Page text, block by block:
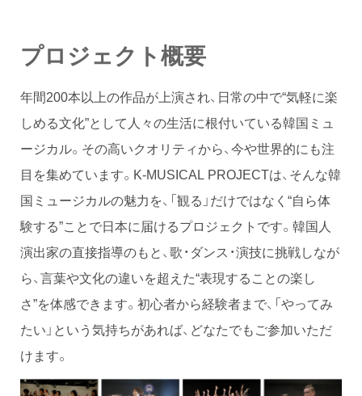
プロジェクト概要
年間200本以上の作品が上演され、日常の中で“気軽に楽
しめる文化”として人々の生活に根付いている韓国ミュ
ージカル。その高いクオリティから、今や世界的にも注
目を集めています。K-MUSICAL PROJECTは、そんな韓
国ミュージカルの魅力を、「観る」だけではなく“自ら体
験する”ことで日本に届けるプロジェクトです。韓国人
演出家の直接指導のもと、歌・ダンス・演技に挑戦しなが
ら、言葉や文化の違いを超えた“表現することの楽し
さ”を体感できます。初心者から経験者まで、「やってみ
たい」という気持ちがあれば、どなたでもご参加いただ
けます。